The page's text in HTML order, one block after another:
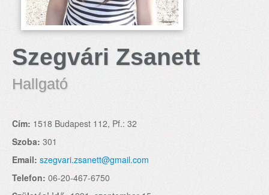
Szegvári Zsanett
Hallgató
Cím: 1518 Budapest 112, Pf.: 32
Szoba: 301
Email: szegvari.zsanett@gmail.com
Telefon: 06-20-467-6750